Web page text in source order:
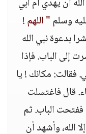
أن يهدي أم أبي
وسلم" اللهم !
بدعوة نبي الله
إلى الباب. فإذا
مكانك ! يا
قال فاغتسلت
الباب. ثم
الله، وأشهد أن